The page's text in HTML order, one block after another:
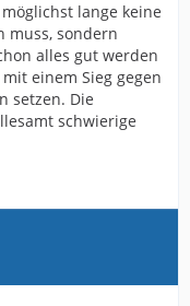
lange keine
muss, sondern
alles gut werden
einem Sieg gegen
setzen. Die
schwierige